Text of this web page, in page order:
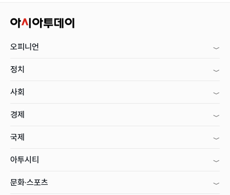
오피니언
정치
사회
경제
국제
아투시티
문화·스포츠